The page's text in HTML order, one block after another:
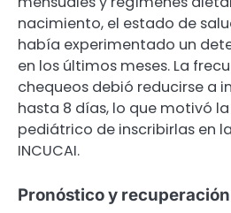
nacimiento, el estado de
había experimentado un
en los últimos meses. La
chequeos debió reducirse a
hasta 8 días, lo que motivó
pediátrico de inscribirlas en
INCUCAI.
Pronóstico y recuperación